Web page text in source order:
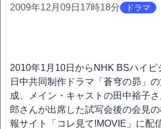
2009年12月09日17時18分 ドラマ
2010年1月10日からNHK BSハイビ
日中共同制作ドラマ「蒼穹の昴」
成、メイン・キャストの田中裕子
郎さんが出席した試写会後の会見
報サイト「コレ見て!MOVIE」に配